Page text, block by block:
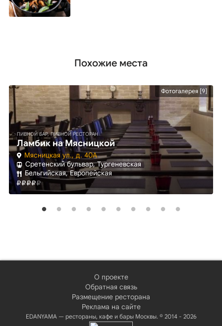
Похожие места
Фотогалерея [9]
ПИВНОЙ БАР, ПИВНОЙ РЕСТОРАН
Ламбик на Мясницкой
Мясницкая ул., д. 40А
Сретенский бульвар, Тургеневская
Бельгийская, Европейская
О проекте
Обратная связь
Размещение ресторана
Реклама на сайте
EDANYAMA — рестораны, кафе и бары Москвы. © 2014 - 2026